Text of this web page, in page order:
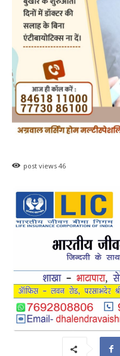
post views 46